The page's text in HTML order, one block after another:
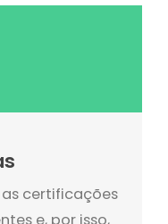
certificações
e, por isso,